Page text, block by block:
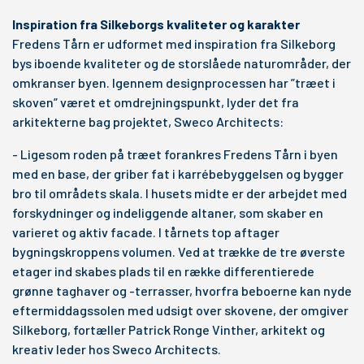
Inspiration fra Silkeborgs kvaliteter og karakter
Fredens Tårn er udformet med inspiration fra Silkeborg
bys iboende kvaliteter og de storslåede naturområder, der
omkranser byen. Igennem designprocessen har ”træet i
skoven” været et omdrejningspunkt, lyder det fra
arkitekterne bag projektet, Sweco Architects:
- Ligesom roden på træet forankres Fredens Tårn i byen
med en base, der griber fat i karrébebyggelsen og bygger
bro til områdets skala. I husets midte er der arbejdet med
forskydninger og indeliggende altaner, som skaber en
varieret og aktiv facade. I tårnets top aftager
bygningskroppens volumen. Ved at trække de tre øverste
etager ind skabes plads til en række differentierede
grønne taghaver og -terrasser, hvorfra beboerne kan nyde
eftermiddagssolen med udsigt over skovene, der omgiver
Silkeborg, fortæller Patrick Ronge Vinther, arkitekt og
kreativ leder hos Sweco Architects.